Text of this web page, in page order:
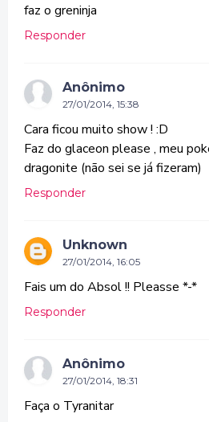
faz o greninja
Responder
Anônimo
27/01/2014, 15:38
Cara ficou muito show ! :D
Faz do glaceon please , meu
dragonite (não sei se já fizeram)
Responder
Unknown
27/01/2014, 16:05
Fais um do Absol !! Pleasse *-*
Responder
Anônimo
27/01/2014, 18:31
Faça o Tyranitar